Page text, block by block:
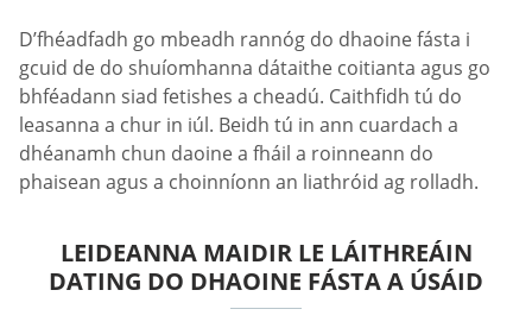
D’fhéadfadh go mbeadh rannóg do dhaoine fásta i
gcuid de do shuíomhanna dátaithe coitianta agus go
bhféadann siad fetishes a cheadú. Caithfidh tú do
leasanna a chur in iúl. Beidh tú in ann cuardach a
dhéanamh chun daoine a fháil a roinneann do
phaisean agus a choinníonn an liathróid ag rolladh.
LEIDEANNA MAIDIR LE LÁITHREÁIN
DATING DO DHAOINE FÁSTA A ÚSÁID